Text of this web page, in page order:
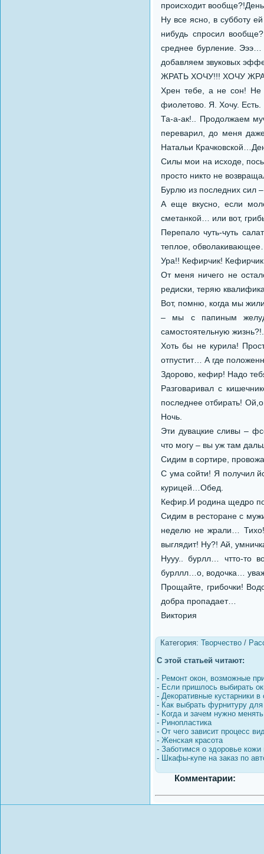
происходит
Ну все ясно, в субботу
нибудь спросил
среднее бурление. Эээ…
добавляем звуковых
ЖРАТЬ ХОЧУ!!! ХОЧУ
Хрен тебе, а не сон! Не
фиолетово. Я. Хочу.
Та-а-ак!.. Продолжаем
переварил, до меня
Натальи
Силы мои на исходе,
просто никто не
Бурлю из последних сил
А еще вкусно, если
сметанкой… или вот,
Перепало чуть-чуть
теплое,
Ура!! Кефирчик!
От меня ничего не
редиски, теряю
Вот, помню, когда мы
– мы с папиным
самостоятельную
Хоть бы не курила!
отпустит… А где
Здорово, кефир! Надо
Разговаривал с
последнее отбирать!
Ночь.
Эти дувацкие сливы –
что могу – вы уж там
Сидим в сортире,
С ума сойти! Я получил
курицей…Обед.
Кефир.И родина щедро
Сидим в ресторане с
неделю не жрали… Тихо!
выглядит! Ну?! Ай,
Нууу.. бурлл… чтто-то
бурллл…о, водочка…
Прощайте, грибочки!
добра пропадает…
Виктория
Категория: Творчество /
С этой статьей читают:
- Ремонт окон, возможные
- Если пришлось выбирать
- Декоративные кустарники в
- Как выбрать фурнитуру
- Когда и зачем нужно
- Ринопластика
- От чего зависит процесс
- Женская красота
- Заботимся о здоровье
- Шкафы-купе на заказ по
Комментарии: